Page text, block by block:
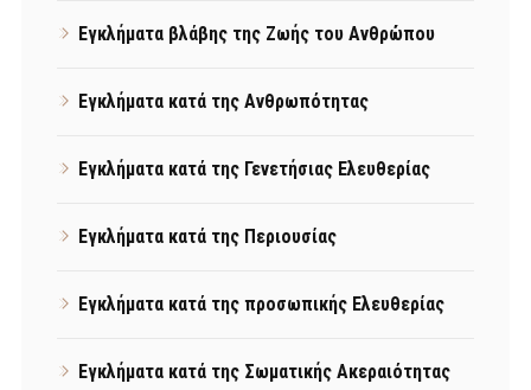
Εγκλήματα βλάβης της Ζωής του Ανθρώπου
Εγκλήματα κατά της Ανθρωπότητας
Εγκλήματα κατά της Γενετήσιας Ελευθερίας
Εγκλήματα κατά της Περιουσίας
Εγκλήματα κατά της προσωπικής Ελευθερίας
Εγκλήματα κατά της Σωματικής Ακεραιότητας